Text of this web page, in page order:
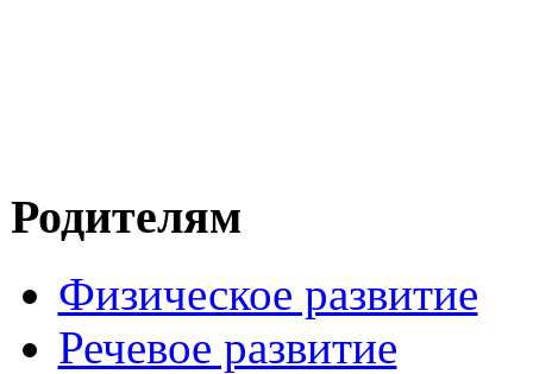
Родителям
Физическое развитие
Речевое развитие